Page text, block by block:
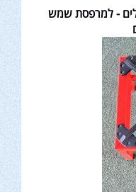
- למרפסת שמש